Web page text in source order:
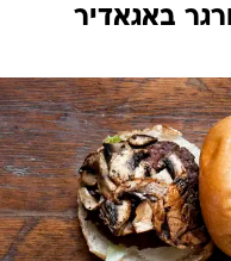
באגאדיר